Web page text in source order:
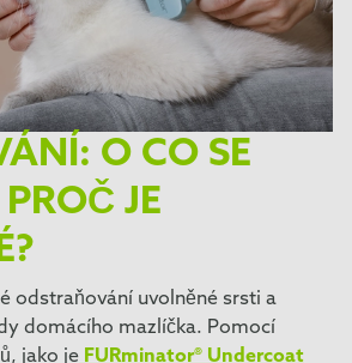
O CO SE
JE
odstraňování uvolněné srsti a
domácího mazlíčka. Pomocí
jako je FURminator® Undercoat